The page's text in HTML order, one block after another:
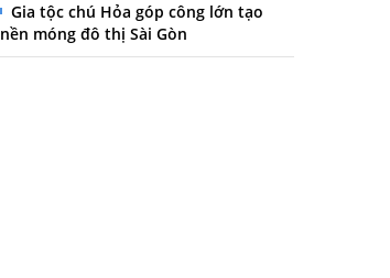
Gia tộc chú Hỏa góp công lớn tạo
nền móng đô thị Sài Gòn